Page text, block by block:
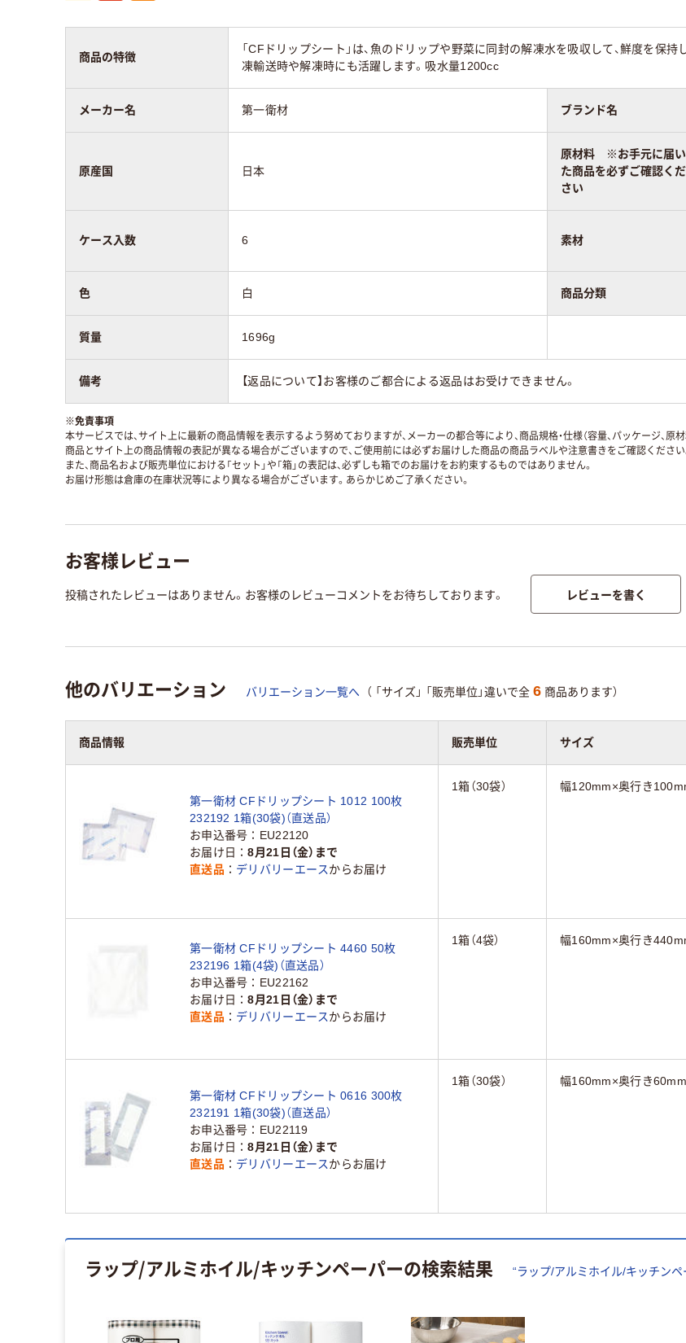
商品の特徴
「CFドリップシート」は、魚のドリップや野菜に同封の解凍水を吸収して、鮮度を保
凍輸送時や解凍時にも活躍します。吸水量1200cc
メーカー名 第一衛材 ブランド名
原産国 日本
原材料 ※お手元に届い
た商品を必ずご確認くだ
さい
ケース入数 6 素材
色 白 商品分類
質量 1696g
備考 【返品について】お客様のご都合による返品はお受けできません。
※免責事項
本サービスでは、サイト上に最新の商品情報を表示するよう努めておりますが、メーカーの都合等により、商品規格・仕様（容量、パッケージ、
商品とサイト上の商品情報の表記が異なる場合がございますので、ご使用前には必ずお届けした商品の商品ラベルや注意書きをご確認くださ
また、商品名および販売単位における「セット」や「箱」の表記は、必ずしも箱でのお届けをお約束するものではありません。
お届け形態は倉庫の在庫状況等により異なる場合がございます。あらかじめご了承ください。
お客様レビュー
投稿されたレビューはありません。お客様のレビューコメントをお待ちしております。 レビューを書く
他のバリエーション バリエーション一覧へ （ 「サイズ」 「販売単位」違いで全 6 商品あります）
商品情報 販売単位 サイズ
第一衛材 CFドリップシート 1012 100枚
232192 1箱(30袋)（直送品）
お申込番号
EU22120
お届け日
8月21日（金）まで
直送品
デリバリーエースからお届け
1箱（30袋） 幅120mm×奥行き
第一衛材 CFドリップシート 4460 50枚
232196 1箱(4袋)（直送品）
お申込番号
EU22162
お届け日
8月21日（金）まで
直送品
デリバリーエースからお届け
1箱（4袋） 幅160mm×奥行き
第一衛材 CFドリップシート 0616 300枚
232191 1箱(30袋)（直送品）
お申込番号
EU22119
お届け日
8月21日（金）まで
直送品
デリバリーエースからお届け
1箱（30袋） 幅160mm×奥行き
ラップ/アルミホイル/キッチンペーパーの検索結果 “ラップ/アルミホイル/キッチンペ